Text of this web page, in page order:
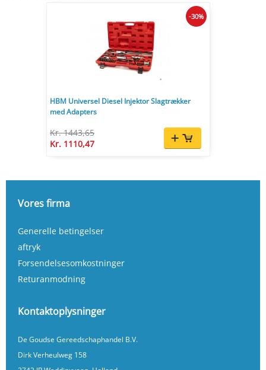
HBM Universel Diesel Injektor Slagtrækker
med Adapters
Kr. 1443,65
Kr. 1110,47
-30%
Vores firma
Generelle betingelser
aftryk
Forsendelsesomkostninger
Returanmodning
Kontaktoplysninger
De Goudse Gereedschaphandel B.V.
Dirk Verheulweg 158